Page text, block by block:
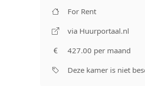
For Rent
via Huurportaal.nl
427.00 per maand
Deze kamer is niet